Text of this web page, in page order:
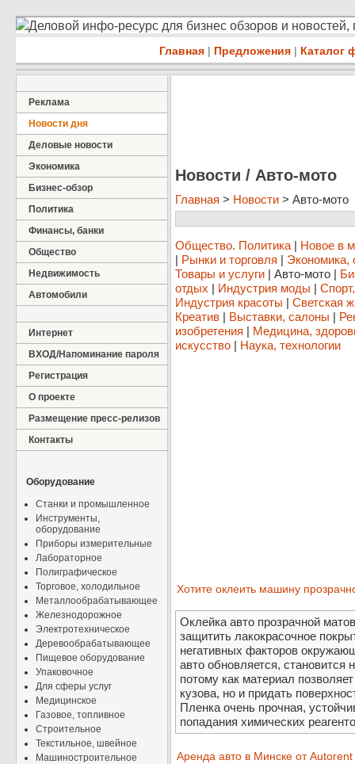
Деловой инфо-ресурс для бизнес обзоров и
Главная | Предложения | Каталог
Реклама
Новости дня
Деловые новости
Экономика
Бизнес-обзор
Политика
Финансы, банки
Общество
Недвижимость
Автомобили
Интернет
ВХОД/Напоминание пароля
Регистрация
О проекте
Размещение пресс-релизов
Контакты
Оборудование
Станки и промышленное
Инструменты,
оборудование
Приборы измерительные
Лабораторное
Полиграфическое
Торговое, холодильное
Металлообрабатывающее
Железнодорожное
Электротехническое
Деревообрабатывающее
Пищевое оборудование
Упаковочное
Для сферы услуг
Медицинское
Газовое, топливное
Строительное
Текстильное, швейное
Машиностроительное
Новости / Авто-мото
Главная > Новости > Авто-мото
Общество. Политика | Новое в
| Рынки и торговля | Экономика,
Товары и услуги | Авто-мото |
отдых | Индустрия моды |
Индустрия красоты | Светская
Креатив | Выставки, салоны |
изобретения | Медицина,
искусство | Наука, технологии
Хотите оклеить машину
Оклейка авто прозрачной
защитить лакокрасочное
негативных факторов
авто обновляется,
потому как материал
кузова, но и придать
Пленка очень прочная,
попадания химических
Аренда авто в Минске от